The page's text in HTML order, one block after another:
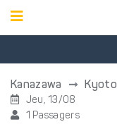
Kanazawa Kyoto
Jeu, 13/08
1 Passagers